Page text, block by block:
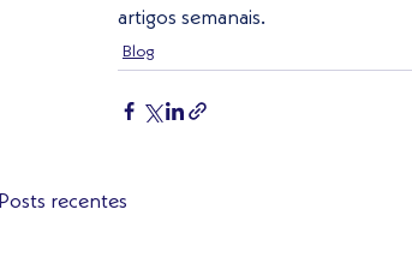
artigos semanais.
Blog
Posts recentes